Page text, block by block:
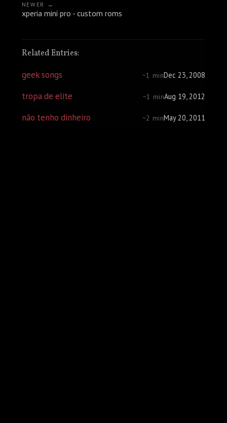
NEWER →
xperia mini pro - custom roms
Related Entries:
geek songs
~1 minDec 23, 2008
tropa de elite ~1 minAug 19, 2012
não tenho dinheiro ~2 minMay 20, 2011